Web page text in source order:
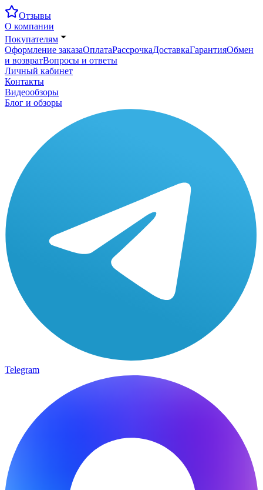
Отзывы
О компании
Покупателям
Оформление заказаОплатаРассрочкаДоставкаГарантияОбмен
и возвратВопросы и ответы
Личный кабинет
Контакты
Видеообзоры
Блог и обзоры
Telegram